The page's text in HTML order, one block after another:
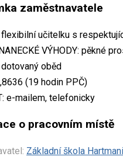
zaměstnavatele
učitelku s
VÝHODY: pěkné
oběd
(19 hodin PPČ)
e-mailem, telefonicky
o pracovním místě
Základní škola